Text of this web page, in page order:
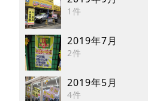
1件
2019年7月
2件
2019年5月
4件